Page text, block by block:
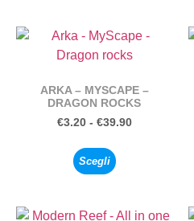
ARKA – MYSCAPE –
DRAGON ROCKS
€3.20 - €39.90
Scegli